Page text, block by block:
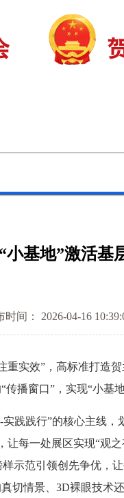
基地”激活基
时间： 2026-04-16
效”，高标准打造
播窗口”，实现“小基
践行”的核心主线，
一处展区实现“观之
范引领创先争优，
切情景、3D裸眼技术